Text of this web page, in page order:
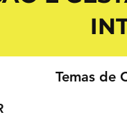
Temas de